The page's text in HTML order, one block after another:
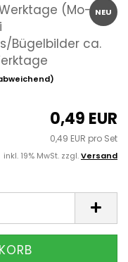
NEU
(Mo-
Bügelbilder ca.
0,49 EUR
0,49 EUR pro Set
inkl. 19% MwSt. zzgl.Versand